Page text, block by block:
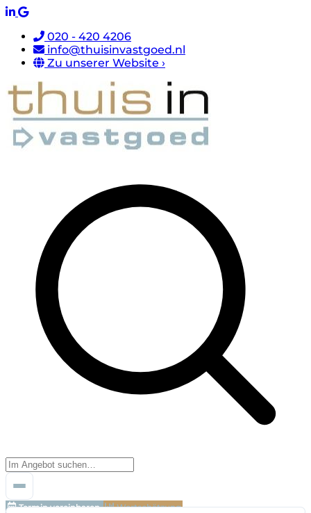
020 - 420 4206
info@thuisinvastgoed.nl
Zu unserer Website ›
Termin vereinbaren
Wertschätzung